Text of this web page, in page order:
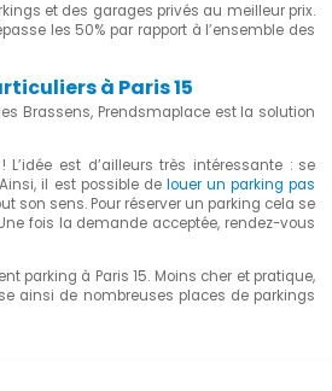
et des garages privés au meilleur prix.
les 50% par rapport à l’ensemble des
à Paris 15
Brassens, Prendsmaplace est la solution
est d’ailleurs très intéressante : se
il est possible de louer un parking pas
son sens. Pour réserver un parking cela se
fois la demande acceptée, rendez-vous
parking à Paris 15. Moins cher et pratique,
ainsi de nombreuses places de parkings